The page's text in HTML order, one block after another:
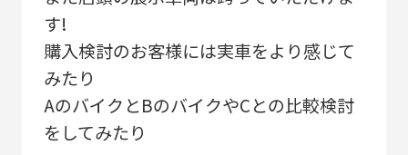
す!
購入検討のお客様には実車をより感じて
みたり
AのバイクとBのバイクやCとの比較検討
をしてみたり